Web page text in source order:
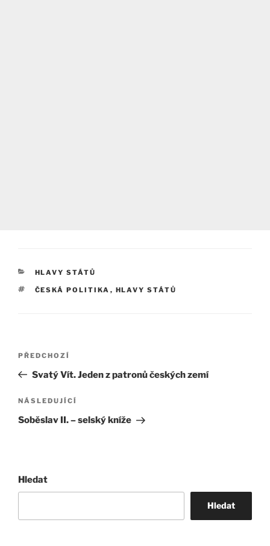
RUBRIKY
HLAVY STÁTŮ
ŠTÍTKY
ČESKÁ POLITIKA , HLAVY STÁTŮ
Navigace
příspěvek
Předchozí
příspěvek
PŘEDCHOZÍ
Svatý Vít. Jeden z patronů českých zemí
Následující
příspěvek
NÁSLEDUJÍCÍ
Soběslav II. – selský kníže
Hledat
Hledat